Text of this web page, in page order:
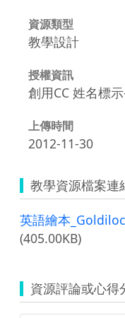
資源類型
教學設計
授權資訊
創用CC 姓名標
上傳時間
2012-11-30
教學資源檔案連
英語繪本
(405.00KB)
資源評論或心得